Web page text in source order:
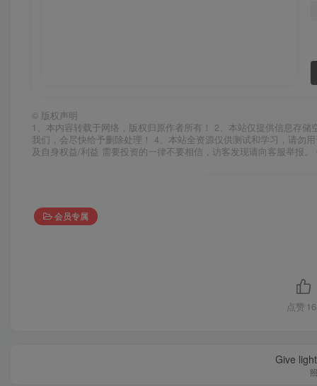
© 版权声明
1、本内容转载于网络，版权归原作者所有！ 2、本站仅提供信息存
我们，会尽快给予删除处理！ 4、本站全资源仅供测试和学习，请勿
及自身权益/利益 需要投资的一律不要相信，访客发现请向客服举报
会员专属
点赞
Give